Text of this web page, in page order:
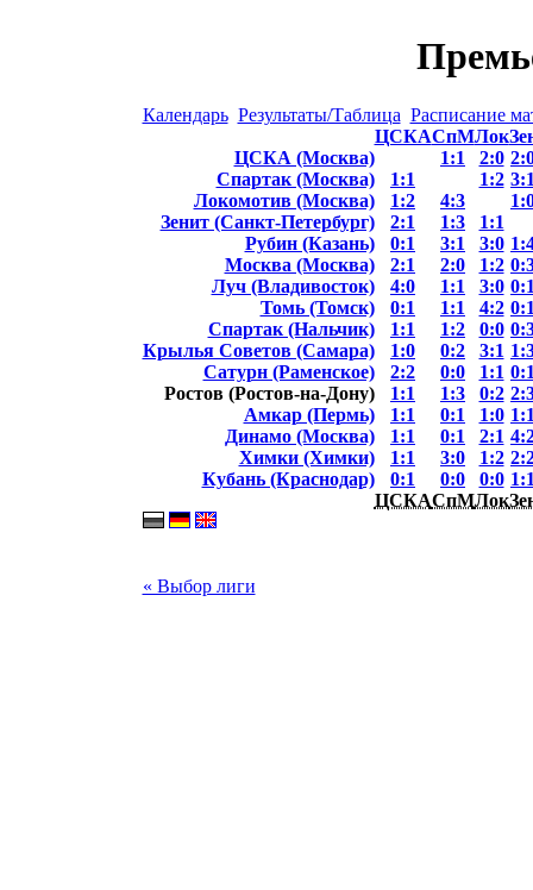
Календарь Результаты/Таблица Расписание
ЦСКАСпМЛок
ЦСКА (Москва)
1:1 2:0
Спартак (Москва)
1:1 1:2
Локомотив (Москва)
1:2 4:3
Зенит (Санкт-Петербург)
2:1 1:3
1:1
Рубин (Казань)
0:1 3:1 3:0
Москва (Москва)
2:1 2:0 1:2
Луч (Владивосток)
4:0 1:1 3:0
Томь (Томск)
0:1 1:1 4:2
Спартак (Нальчик)
1:1 1:2 0:0
Крылья Советов (Самара)
1:0 0:2 3:1
Сатурн (Раменское)
2:2 0:0 1:1
Ростов (Ростов-на-Дону)
1:1 1:3 0:2
Амкар (Пермь)
1:1 0:1 1:0
Динамо (Москва)
1:1 0:1 2:1
Химки (Химки)
1:1 3:0 1:2
Кубань (Краснодар)
0:1 0:0 0:0
ЦСКАСпМЛок
« Выбор лиги